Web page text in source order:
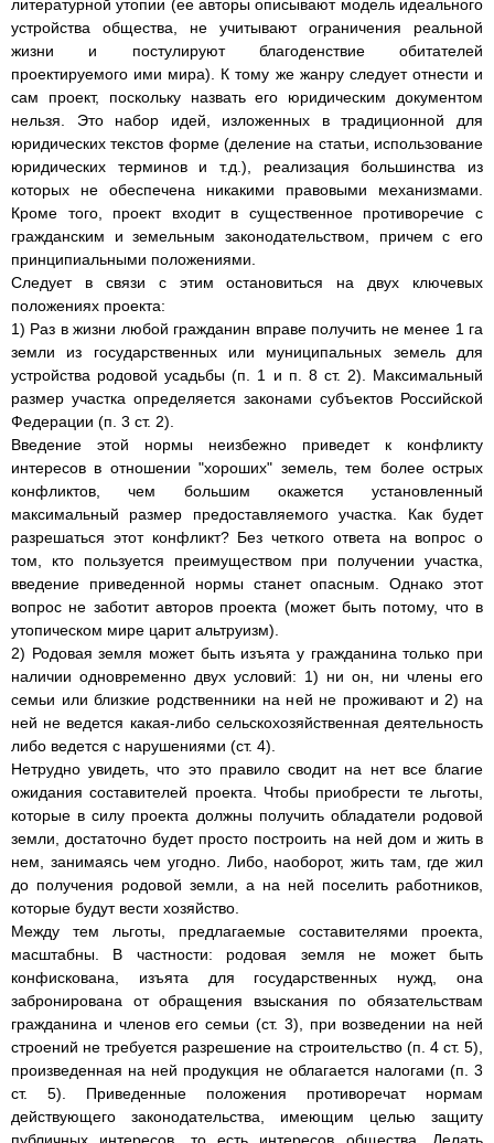
литературной утопии (ее авторы описывают модель идеального
устройства общества, не учитывают ограничения реальной
жизни и постулируют благоденствие обитателей
проектируемого ими мира). К тому же жанру следует отнести и
сам проект, поскольку назвать его юридическим документом
нельзя. Это набор идей, изложенных в традиционной для
юридических текстов форме (деление на статьи, использование
юридических терминов и т.д.), реализация большинства из
которых не обеспечена никакими правовыми механизмами.
Кроме того, проект входит в существенное противоречие с
гражданским и земельным законодательством, причем с его
принципиальными положениями.
Следует в связи с этим остановиться на двух ключевых
положениях проекта:
1) Раз в жизни любой гражданин вправе получить не менее 1 га
земли из государственных или муниципальных земель для
устройства родовой усадьбы (п. 1 и п. 8 ст. 2). Максимальный
размер участка определяется законами субъектов Российской
Федерации (п. 3 ст. 2).
Введение этой нормы неизбежно приведет к конфликту
интересов в отношении "хороших" земель, тем более острых
конфликтов, чем большим окажется установленный
максимальный размер предоставляемого участка. Как будет
разрешаться этот конфликт? Без четкого ответа на вопрос о
том, кто пользуется преимуществом при получении участка,
введение приведенной нормы станет опасным. Однако этот
вопрос не заботит авторов проекта (может быть потому, что в
утопическом мире царит альтруизм).
2) Родовая земля может быть изъята у гражданина только при
наличии одновременно двух условий: 1) ни он, ни члены его
семьи или близкие родственники на ней не проживают и 2) на
ней не ведется какая-либо сельскохозяйственная деятельность
либо ведется с нарушениями (ст. 4).
Нетрудно увидеть, что это правило сводит на нет все благие
ожидания составителей проекта. Чтобы приобрести те льготы,
которые в силу проекта должны получить обладатели родовой
земли, достаточно будет просто построить на ней дом и жить в
нем, занимаясь чем угодно. Либо, наоборот, жить там, где жил
до получения родовой земли, а на ней поселить работников,
которые будут вести хозяйство.
Между тем льготы, предлагаемые составителями проекта,
масштабны. В частности: родовая земля не может быть
конфискована, изъята для государственных нужд, она
забронирована от обращения взыскания по обязательствам
гражданина и членов его семьи (ст. 3), при возведении на ней
строений не требуется разрешение на строительство (п. 4 ст. 5),
произведенная на ней продукция не облагается налогами (п. 3
ст. 5). Приведенные положения противоречат нормам
действующего законодательства, имеющим целью защиту